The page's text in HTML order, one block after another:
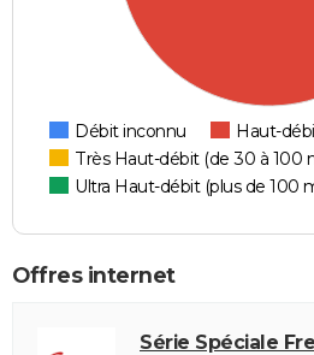
Débit inconnu
Haut-
Très Haut-débit (de 30 à 100
Ultra Haut-débit (plus de 100
Offres internet
Série Spéciale